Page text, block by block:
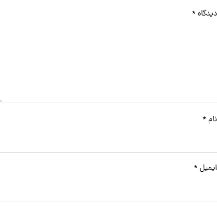
دیدگاه *
نام *
ایمیل *